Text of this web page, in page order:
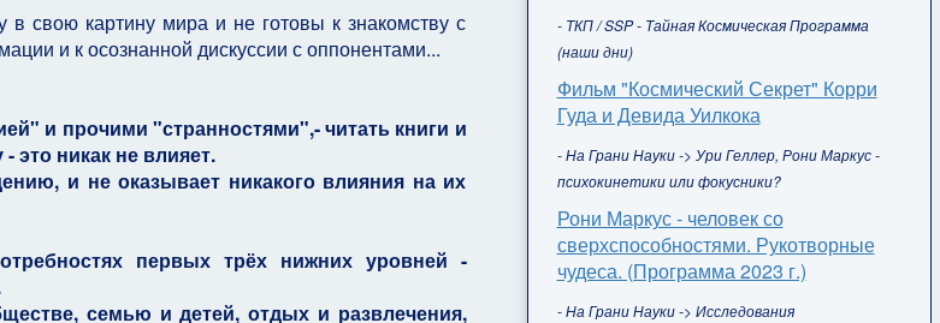
свою картину мира и не готовы к знакомству с
и к осознанной дискуссии с оппонентами...
и прочими "странностями",- читать книги и
это никак не влияет.
и не оказывает никакого влияния на их
первых трёх нижних уровней -
семью и детей, отдых и развлечения,
- ТКП / SSP - Тайная Космическая Программа
(наши дни)
Фильм "Космический Секрет" Корри
Гуда и Девида Уилкока
- На Грани Науки -> Ури Геллер, Рони Маркус -
психокинетики или фокусники?
Рони Маркус - человек со
сверхспособностями. Рукотворные
чудеса. (Программа 2023 г.)
- На Грани Науки -> Исследования